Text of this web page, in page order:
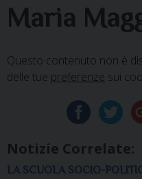
Maria
Questo contenuto non è
delle tue preferenze sui
Notizie Correlate:
LA SCUOLA SOCIO-